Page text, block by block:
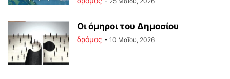
Οι όμηροι του Δημοσίου
δρόμος - 10 Μαΐου, 2026